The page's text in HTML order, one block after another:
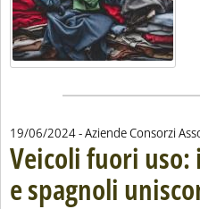
19/06/2024- Aziende Consorzi
Veicoli fuori
e spagnoli